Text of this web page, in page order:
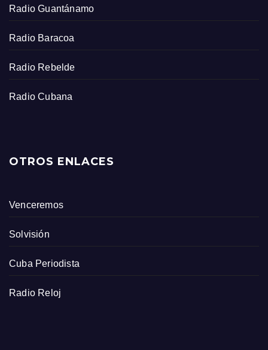
Radio Guantánamo
Radio Baracoa
Radio Rebelde
Radio Cubana
OTROS ENLACES
Venceremos
Solvisión
Cuba Periodista
Radio Reloj